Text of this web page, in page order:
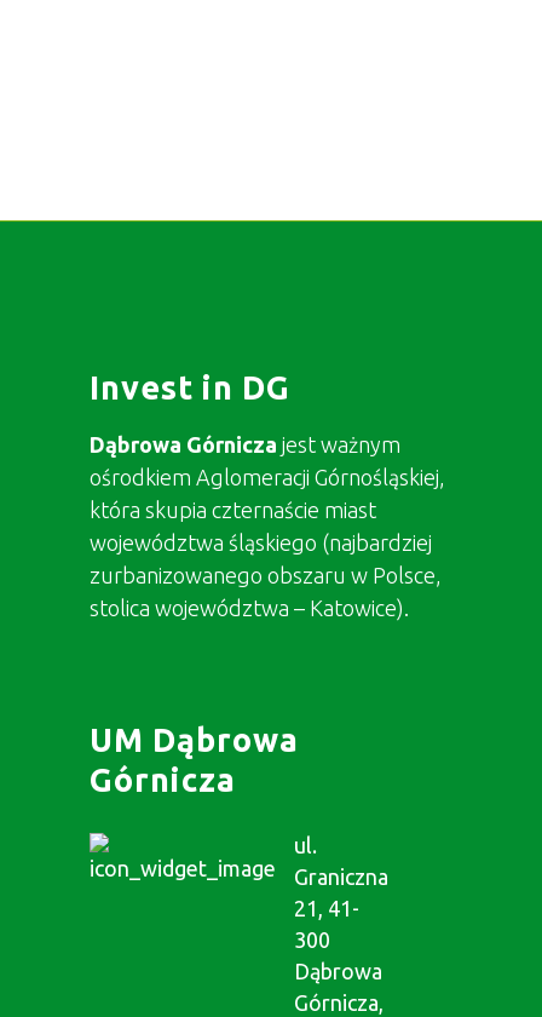
Invest in DG
Dąbrowa Górnicza jest ważnym
ośrodkiem Aglomeracji Górnośląskiej,
która skupia czternaście miast
województwa śląskiego (najbardziej
zurbanizowanego obszaru w Polsce,
stolica województwa – Katowice).
UM Dąbrowa
Górnicza
ul.
Graniczna
21, 41-
300
Dąbrowa
Górnicza,